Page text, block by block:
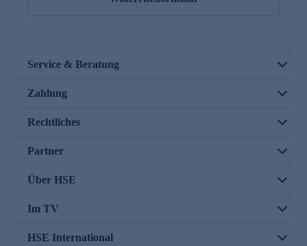
Service & Beratung
Zahlung
Rechtliches
Partner
Über HSE
Im TV
HSE International